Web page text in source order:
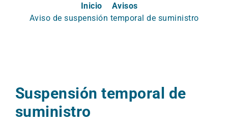
Inicio
Avisos
Aviso de suspensión temporal de suministro
Suspensión temporal de
suministro